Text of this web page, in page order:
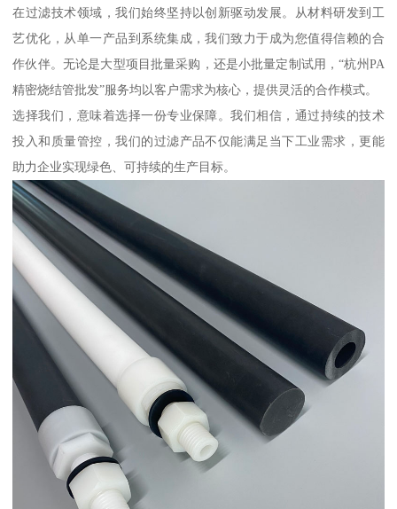
在过滤技术领域，我们始终坚持以创新驱动发展。从材料研发到工
艺优化，从单一产品到系统集成，我们致力于成为您值得信赖的合
作伙伴。无论是大型项目批量采购，还是小批量定制试用，“杭州PA
精密烧结管批发”服务均以客户需求为核心，提供灵活的合作模式。
选择我们，意味着选择一份专业保障。我们相信，通过持续的技术
投入和质量管控，我们的过滤产品不仅能满足当下工业需求，更能
助力企业实现绿色、可持续的生产目标。